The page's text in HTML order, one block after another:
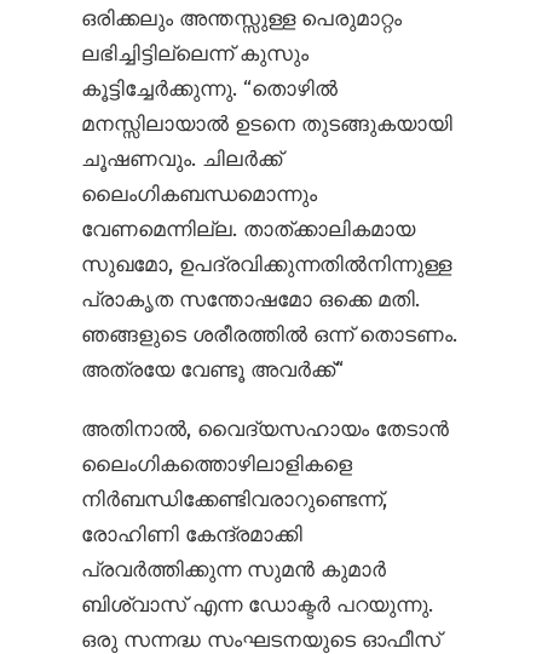
ഒരിക്കലും അന്തസ്സുള്ള പെരുമാറ്റം
ലഭിച്ചിട്ടില്ലെന്ന് കുസും
കൂട്ടിച്ചേർക്കുന്നു. “തൊഴിൽ
മനസ്സിലായാൽ ഉടനെ തുടങ്ങുകയായി
ചൂഷണവും. ചിലർക്ക്
ലൈംഗികബന്ധമൊന്നും
വേണമെന്നില്ല. താത്ക്കാലികമായ
സുഖമോ, ഉപദ്രവിക്കുന്നതിൽനിന്നുള്ള
പ്രാകൃത സന്തോഷമോ ഒക്കെ മതി.
ഞങ്ങളുടെ ശരീരത്തിൽ ഒന്ന് തൊടണം.
അത്രയേ വേണ്ടൂ അവർക്ക്“
അതിനാൽ, വൈദ്യസഹായം തേടാൻ
ലൈംഗികത്തൊഴിലാളികളെ
നിർബന്ധിക്കേണ്ടിവരാറുണ്ടെന്ന്,
രോഹിണി കേന്ദ്രമാക്കി
പ്രവർത്തിക്കുന്ന സുമൻ കുമാർ
ബിശ്വാസ് എന്ന ഡോക്ടർ പറയുന്നു.
ഒരു സന്നദ്ധ സംഘടനയുടെ ഓഫീസ്